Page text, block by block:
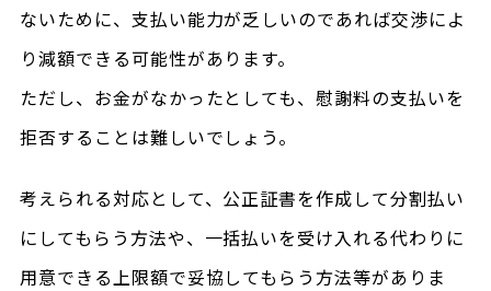
ないために、支払い能力が乏しいのであれば交渉によ
り減額できる可能性があります。
ただし、お金がなかったとしても、慰謝料の支払いを
拒否することは難しいでしょう。
考えられる対応として、公正証書を作成して分割払い
にしてもらう方法や、一括払いを受け入れる代わりに
用意できる上限額で妥協してもらう方法等がありま